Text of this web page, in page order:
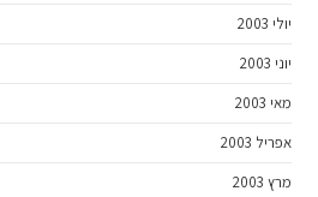
יולי 2003
יוני 2003
מאי 2003
אפריל 2003
מרץ 2003